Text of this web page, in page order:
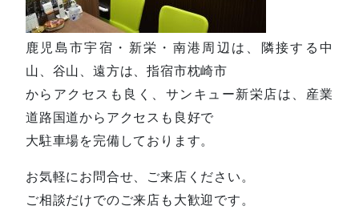
鹿児島市宇宿・新栄・南港周辺は、隣接する中
山、谷山、遠方は、指宿市枕崎市
からアクセスも良く、サンキュー新栄店は、産業
道路国道からアクセスも良好で
大駐車場を完備しております。
お気軽にお問合せ、ご来店ください。
ご相談だけでのご来店も大歓迎です。